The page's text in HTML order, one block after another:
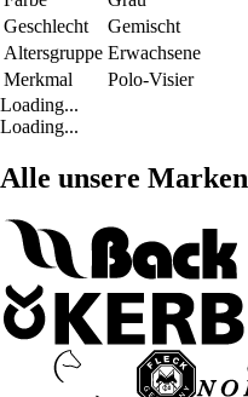
Geschlecht
Gemischt
Altersgruppe Erwachsene
Merkmal
Polo-Visier
Loading...
Loading...
Alle unsere Marken